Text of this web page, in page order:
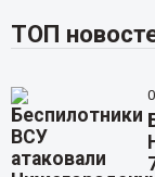
ТОП